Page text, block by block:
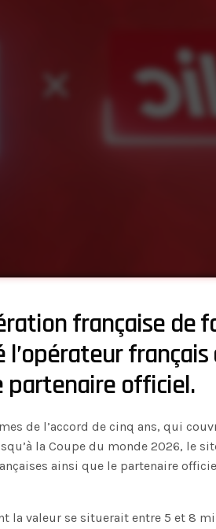
française de
l’opérateur
partenaire officiel.
de l’accord de cinq ans, qui
la Coupe du monde 2026, le
ainsi que le partenaire
la valeur se situerait entre 5 et 8